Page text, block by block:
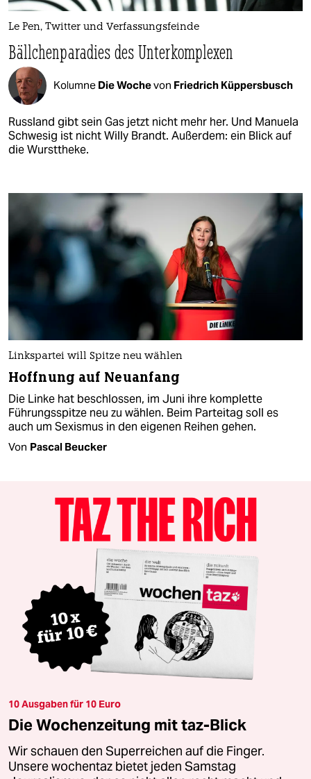
Le Pen, Twitter und Verfassungsfeinde
Bällchenparadies des Unterkomplexen
Kolumne Die Wochevon Friedrich Küppersbusch
Russland gibt sein Gas jetzt nicht mehr her. Und Manuela
Schwesig ist nicht Willy Brandt. Außerdem: ein Blick auf
die Wursttheke.
Linkspartei will Spitze neu wählen
Hoffnung auf Neuanfang
Die Linke hat beschlossen, im Juni ihre komplette
Führungsspitze neu zu wählen. Beim Parteitag soll es
auch um Sexismus in den eigenen Reihen gehen.
Von Pascal Beucker
10 Ausgaben für 10 Euro
Die Wochenzeitung mit taz-Blick
Wir schauen den Superreichen auf die Finger.
Unsere wochentaz bietet jeden Samstag